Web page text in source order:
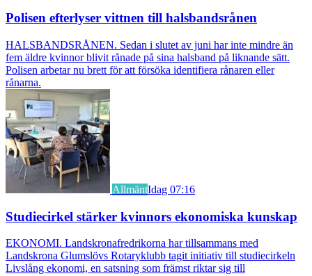
Polisen efterlyser vittnen till halsbandsrånen
HALSBANDSRÅNEN. Sedan i slutet av juni har inte mindre än
fem äldre kvinnor blivit rånade på sina halsband på liknande sätt.
Polisen arbetar nu brett för att försöka identifiera rånaren eller
rånarna.
AllmäntIdag 07:16
Studiecirkel stärker kvinnors ekonomiska kunskap
EKONOMI. Landskronafredrikorna har tillsammans med
Landskrona Glumslövs Rotaryklubb tagit initiativ till studiecirkeln
Livslång ekonomi, en satsning som främst riktar sig till